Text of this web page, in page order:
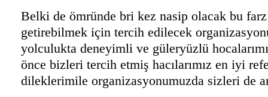
Belki de ömründe bri kez nasip olacak bu
getirebilmek için tercih edilecek
yolculukta deneyimli ve güleryüzlü
önce bizleri tercih etmiş hacılarımız en iyi
dileklerimile organizasyonumuzda sizleri de